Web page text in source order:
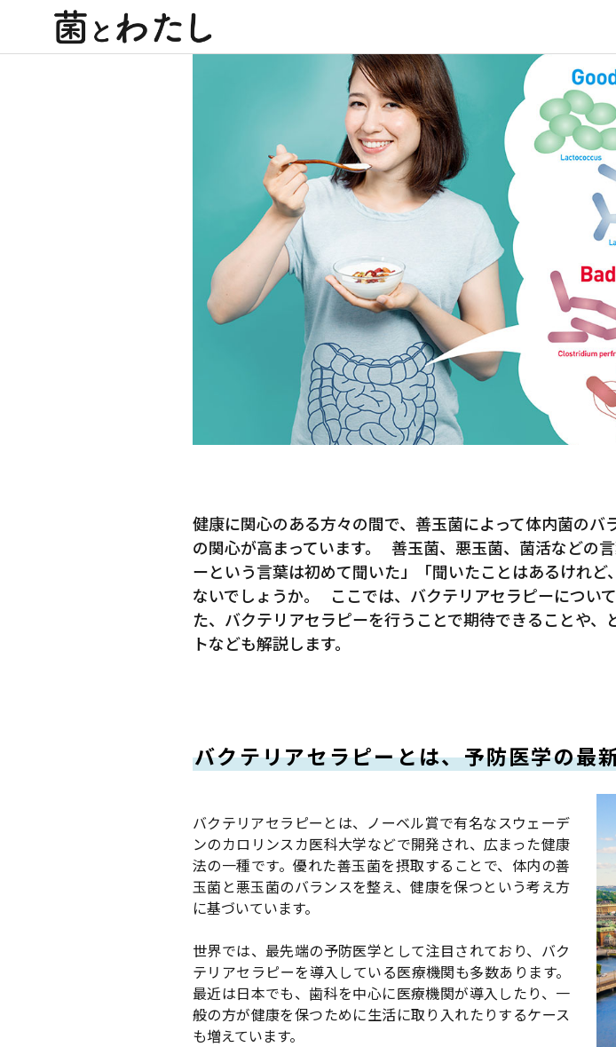
健康に関心のある方々の間で、善玉菌によって体内菌の
の関心が高まっています。 善玉菌、悪玉菌、菌活などの
ーという言葉は初めて聞いた」「聞いたことはあるけれ
ないでしょうか。 ここでは、バクテリアセラピーについ
た、バクテリアセラピーを行うことで期待できることや
トなども解説します。
バクテリアセラピーとは、予防医学の最
バクテリアセラピーとは、ノーベル賞で有名なスウェーデ
ンのカロリンスカ医科大学などで開発され、広まった健康
法の一種です。優れた善玉菌を摂取することで、体内の善
玉菌と悪玉菌のバランスを整え、健康を保つという考え方
に基づいています。
世界では、最先端の予防医学として注目されており、バク
テリアセラピーを導入している医療機関も多数あります。
最近は日本でも、歯科を中心に医療機関が導入したり、一
般の方が健康を保つために生活に取り入れたりするケース
も増えています。